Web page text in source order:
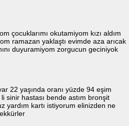
çocuklarımı okutamiyom kızı aldım
ramazan yaklaştı evimde aza arıcak
duyuramiyom zorgucun geciniyok
22 yaşında oranı yüzde 94 eşim
sinir hastası bende astım bronşit
yardım kartı istiyorum elinizden ne